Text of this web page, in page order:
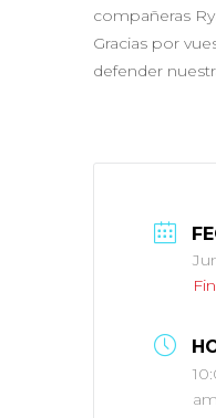
compañeras
Gracias por
defender
am